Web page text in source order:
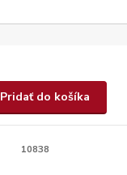
Pridať do košíka
10838